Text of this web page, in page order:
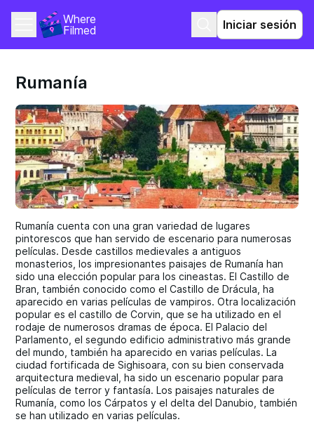
Where
Filmed
Iniciar sesión
Rumanía
Rumanía cuenta con una gran variedad de lugares
pintorescos que han servido de escenario para numerosas
películas. Desde castillos medievales a antiguos
monasterios, los impresionantes paisajes de Rumanía han
sido una elección popular para los cineastas. El Castillo de
Bran, también conocido como el Castillo de Drácula, ha
aparecido en varias películas de vampiros. Otra localización
popular es el castillo de Corvin, que se ha utilizado en el
rodaje de numerosos dramas de época. El Palacio del
Parlamento, el segundo edificio administrativo más grande
del mundo, también ha aparecido en varias películas. La
ciudad fortificada de Sighisoara, con su bien conservada
arquitectura medieval, ha sido un escenario popular para
películas de terror y fantasía. Los paisajes naturales de
Rumanía, como los Cárpatos y el delta del Danubio, también
se han utilizado en varias películas.